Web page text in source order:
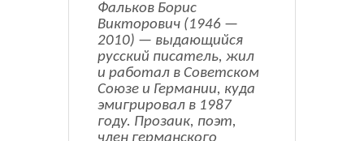
Фальков Борис
Викторович (1946 —
2010) — выдающийся
русский писатель, жил
и работал в Советском
Союзе и Германии, куда
эмигрировал в 1987
году. Прозаик, поэт,